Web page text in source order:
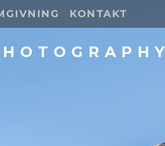
KONTAKT